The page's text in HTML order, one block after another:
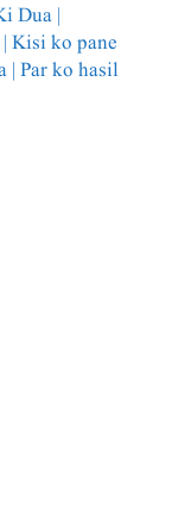
Dua |
Kisi ko pane
| Par ko hasil